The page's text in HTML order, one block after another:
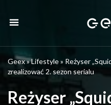
Geex»Lifestyle» Reżyser
zrealizować 2. sezon serialu
Reżyser